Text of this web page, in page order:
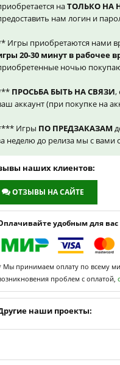
наТОЛЬКО НА
нам логин и
Игры приобретаются нами
20-30 минут в рабочее
ночью
ПРОСЬБА БЫТЬ НА СВЯЗИ,
аккаунт (при покупке на
Игры ПО ПРЕДЗАКАЗАМ
неделю до релиза мы с вами
наших клиентов:
ОТЗЫВЫ НА САЙТЕ
удобным для вас
Мы принимаем оплату по всему
проблем с оплатой,
наши проекты: